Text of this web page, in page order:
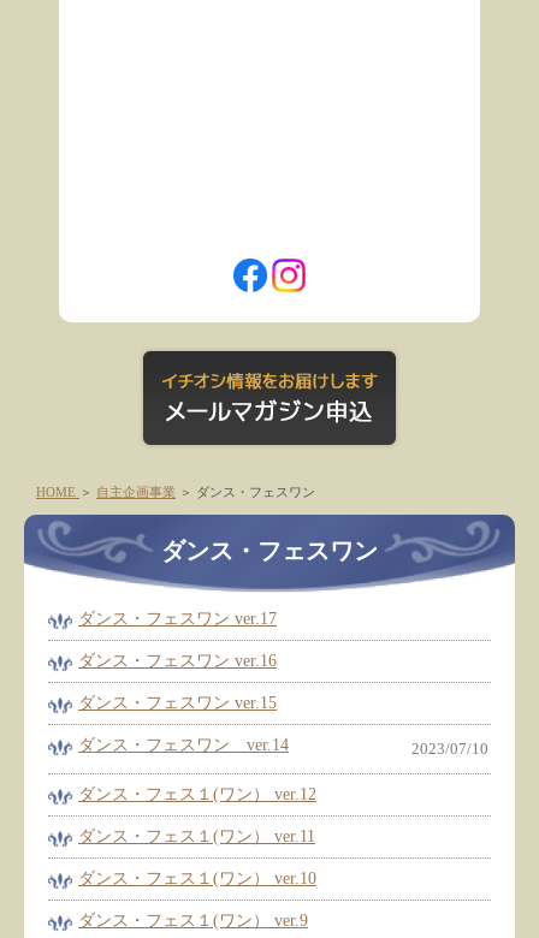
HOME ＞ 自主企画事業 ＞ ダンス・フェスワン
ダンス・フェスワン
ダンス・フェスワン ver.17
ダンス・フェスワン ver.16
ダンス・フェスワン ver.15
ダンス・フェスワン ver.14 2023/07/10
ダンス・フェス１(ワン） ver.12
ダンス・フェス１(ワン） ver.11
ダンス・フェス１(ワン） ver.10
ダンス・フェス１(ワン） ver.9